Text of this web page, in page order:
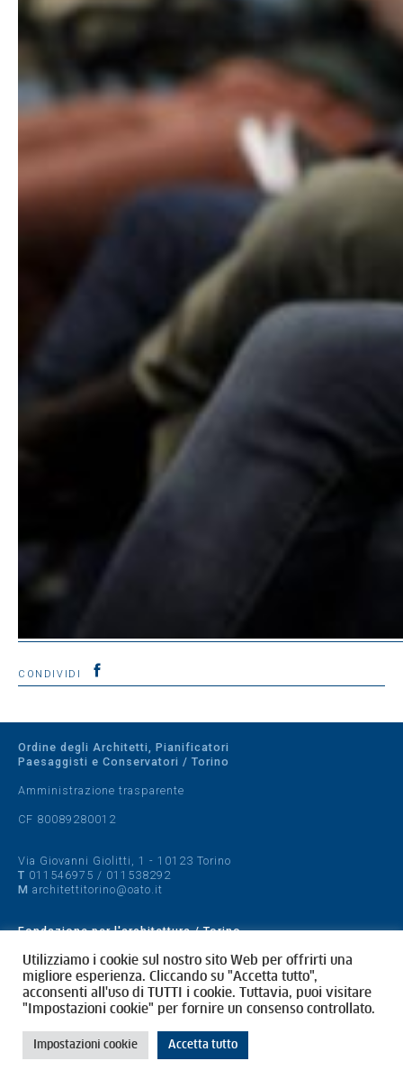
CONDIVIDI
Ordine degli Architetti, Pianificatori
Paesaggisti e Conservatori / Torino
Amministrazione trasparente
CF 80089280012
Via Giovanni Giolitti, 1 - 10123 Torino
T 011546975 / 011538292
M architettitorino@oato.it
Fondazione per l'architettura / Torino
Designed by quattrolinee.it
Cookie Policy
Privacy Policy
Utilizziamo i cookie sul nostro sito Web per offrirti una
migliore esperienza. Cliccando su "Accetta tutto",
acconsenti all'uso di TUTTI i cookie. Tuttavia, puoi visitare
"Impostazioni cookie" per fornire un consenso controllato.
Impostazioni cookie Accetta tutto